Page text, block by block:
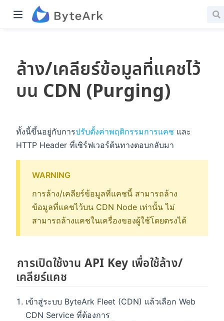
ล้าง/เคลียร์ข้อมูลที่แคชไว้
บน CDN (Purging)
ทั้งนี้ขึ้นอยู่กับการปรับตั้งค่าพฤติกรรมการแคช และ
HTTP Header ที่เซิร์ฟเวอร์ต้นทางตอบกลับมา
WARNING
การล้าง/เคลียร์ข้อมูลที่แคชนี้ สามารถล้าง
ข้อมูลที่แคชไว้บน CDN Node เท่านั้น ไม่
สามารถล้างแคชในเครื่องของผู้ใช้โดยตรงได้
การเปิดใช้งาน API Key เพื่อใช้ล้าง/
เคลียร์แคช
เข้าสู่ระบบ ByteArk Fleet (CDN) แล้วเลือก Web
CDN Service ที่ต้องการ